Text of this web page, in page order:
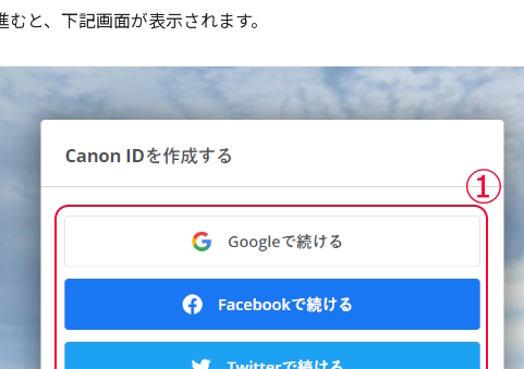
と、下記画面が表示されます。